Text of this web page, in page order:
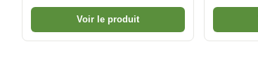
Voir le produit